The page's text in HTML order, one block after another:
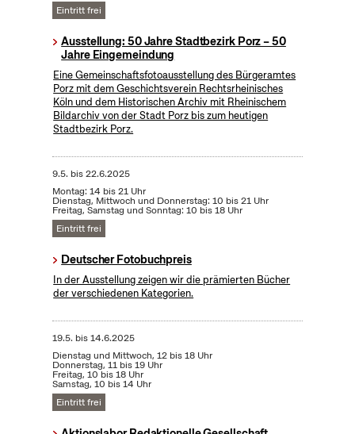
Eintritt frei
Ausstellung: 50 Jahre Stadtbezirk Porz – 50
Jahre Eingemeindung
Eine Gemeinschaftsfotoausstellung des Bürgeramtes
Porz mit dem Geschichtsverein Rechtsrheinisches
Köln und dem Historischen Archiv mit Rheinischem
Bildarchiv von der Stadt Porz bis zum heutigen
Stadtbezirk Porz.
9.5. bis22.6.2025
Montag: 14 bis 21 Uhr
Dienstag, Mittwoch und Donnerstag: 10 bis 21 Uhr
Freitag, Samstag und Sonntag: 10 bis 18 Uhr
Eintritt frei
Deutscher Fotobuchpreis
In der Ausstellung zeigen wir die prämierten Bücher
der verschiedenen Kategorien.
19.5. bis14.6.2025
Dienstag und Mittwoch, 12 bis 18 Uhr
Donnerstag, 11 bis 19 Uhr
Freitag, 10 bis 18 Uhr
Samstag, 10 bis 14 Uhr
Eintritt frei